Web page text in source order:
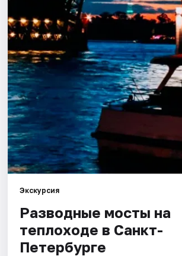
Площадки
Артисты
Рейтинги
Экскурсия
Разводные мосты на
теплоходе в Санкт-
Петербурге